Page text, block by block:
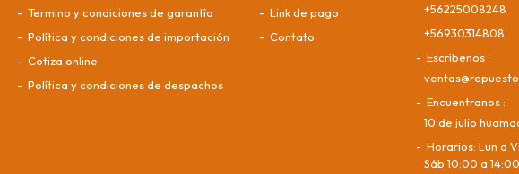
Termino y condiciones de garantía
Política y condiciones de importación
Cotiza online
Política y condiciones de despachos
Link de pago
Contato
+56225008248
+56930314808
Escríbenos
Encuentranos
10 de julio
Horarios: Lun a
Sáb 10:00 a